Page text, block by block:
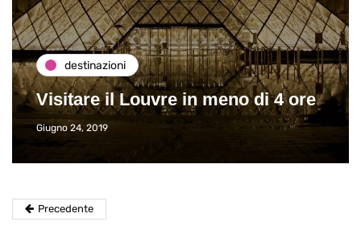
destinazioni
Visitare il Louvre in meno di 4 ore
Giugno 24, 2019
Precedente